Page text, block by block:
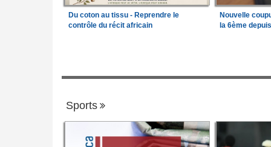
Du coton au tissu - Reprendre le
contrôle du récit africain
Nouvelle
la 6ème
Sports